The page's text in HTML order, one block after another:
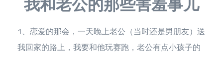
我和老公的那些害羞事儿
1、恋爱的那会，一天晚上老公（当时还是男朋友）送
我回家的路上，我要和他玩赛跑，老公有点小孩子的